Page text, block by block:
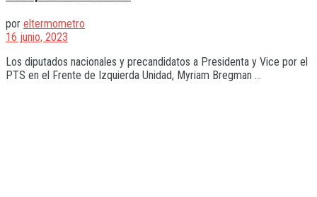
por eltermometro
16 junio, 2023
Los diputados nacionales y precandidatos a Presidenta y Vice por el
PTS en el Frente de Izquierda Unidad, Myriam Bregman ...